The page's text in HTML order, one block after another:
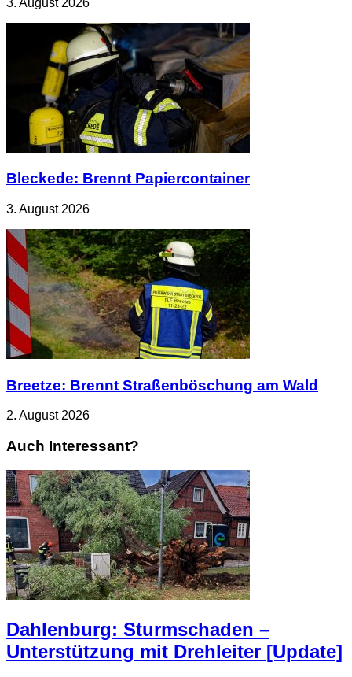
Bleckede: Brennt Papiercontainer
3. August 2026
Breetze: Brennt Straßenböschung am Wald
2. August 2026
Auch Interessant?
Dahlenburg: Sturmschaden –
Unterstützung mit Drehleiter [Update]